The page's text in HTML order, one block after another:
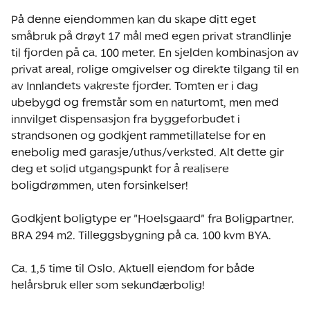
På denne eiendommen kan du skape ditt eget
småbruk på drøyt 17 mål med egen privat strandlinje
til fjorden på ca. 100 meter. En sjelden kombinasjon av
privat areal, rolige omgivelser og direkte tilgang til en
av Innlandets vakreste fjorder. Tomten er i dag
ubebygd og fremstår som en naturtomt, men med
innvilget dispensasjon fra byggeforbudet i
strandsonen og godkjent rammetillatelse for en
enebolig med garasje/uthus/verksted. Alt dette gir
deg et solid utgangspunkt for å realisere
boligdrømmen, uten forsinkelser!
Godkjent boligtype er "Hoelsgaard" fra Boligpartner.
BRA 294 m2. Tilleggsbygning på ca. 100 kvm BYA.
Ca. 1,5 time til Oslo. Aktuell eiendom for både
helårsbruk eller som sekundærbolig!